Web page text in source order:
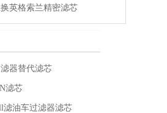
英格索兰精密滤芯
器替代滤芯
滤芯
滤油车过滤器滤芯